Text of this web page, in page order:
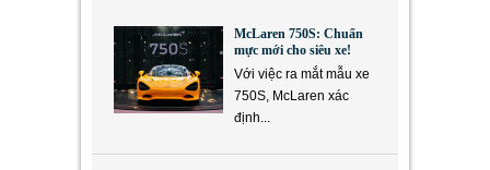
McLaren 750S: Chuẩn
mực mới cho siêu xe!
Với việc ra mắt mẫu xe
750S, McLaren xác
định...